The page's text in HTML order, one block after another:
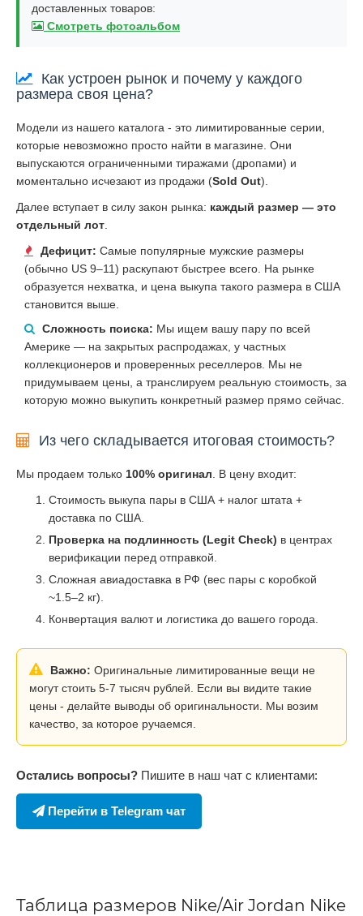
доставленных товаров:
Смотреть фотоальбом
Как устроен рынок и почему у каждого
размера своя цена?
Модели из нашего каталога - это лимитированные серии,
которые невозможно просто найти в магазине. Они
выпускаются ограниченными тиражами (дропами) и
моментально исчезают из продажи (Sold Out).
Далее вступает в силу закон рынка: каждый размер — это
отдельный лот
Дефицит: Самые популярные мужские размеры
(обычно US 9–11) раскупают быстрее всего. На рынке
образуется нехватка, и цена выкупа такого размера в США
становится выше.
Сложность поиска: Мы ищем вашу пару по всей
Америке — на закрытых распродажах, у частных
коллекционеров и проверенных реселлеров. Мы не
придумываем цены, а транслируем реальную стоимость, за
которую можно выкупить конкретный размер прямо сейчас.
Из чего складывается итоговая стоимость?
Мы продаем только 100% оригинал . В цену входит:
Стоимость выкупа пары в США + налог штата +
доставка по США.
Проверка на подлинность (Legit Check) в центрах
верификации перед отправкой.
Сложная авиадоставка в РФ (вес пары с коробкой
~1.5–2 кг).
Конвертация валют и логистика до вашего города.
Важно: Оригинальные лимитированные вещи не
могут стоить 5-7 тысяч рублей. Если вы видите такие
цены - делайте выводы об оригинальности. Мы возим
качество, за которое ручаемся.
Остались вопросы? Пишите в наш чат с клиентами:
Перейти в Telegram чат
Таблица размеров Nike/Air Jordan Nike